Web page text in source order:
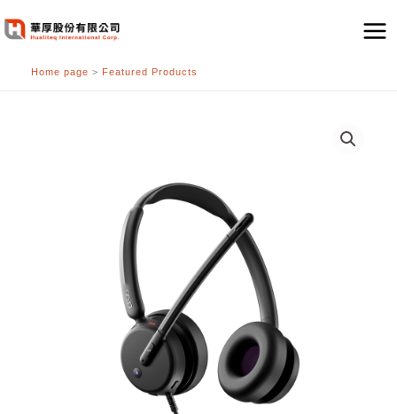
至
Home page > Featured Products